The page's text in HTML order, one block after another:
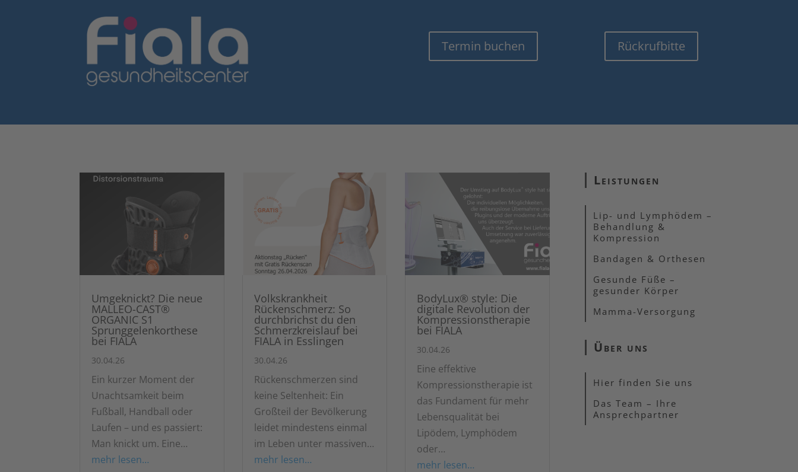
Termin buchen Rückrufbitte
Umgeknickt? Die neue
MALLEO-CAST®
ORGANIC S1
Sprunggelenkorthese
bei FIALA
30.04.26
Ein kurzer Moment der
Unachtsamkeit beim
Fußball, Handball oder
Laufen – und es passiert:
Man knickt um. Eine…
mehr lesen…
Volkskrankheit
Rückenschmerz: So
durchbrichst du den
Schmerzkreislauf bei
FIALA in Esslingen
30.04.26
Rückenschmerzen sind
keine Seltenheit: Ein
Großteil der Bevölkerung
leidet mindestens einmal
im Leben unter massiven…
mehr lesen…
BodyLux® style: Die
digitale Revolution der
Kompressionstherapie
bei FIALA
30.04.26
Eine effektive
Kompressionstherapie ist
das Fundament für mehr
Lebensqualität bei
Lipödem, Lymphödem
oder…
mehr lesen…
Leistungen
Lip- und Lymphödem –
Behandlung &
Kompression
Bandagen & Orthesen
Gesunde Füße –
gesunder Körper
Mamma-Versorgung
Über uns
Hier finden Sie uns
Das Team – Ihre
Ansprechpartner